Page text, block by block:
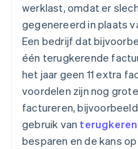
werklast, omdat er
gegenereerd in plaats
Een bedrijf dat
één terugkerende
het jaar geen 11 extra
voordelen zijn nog
factureren,
gebruik van
besparen en de kans